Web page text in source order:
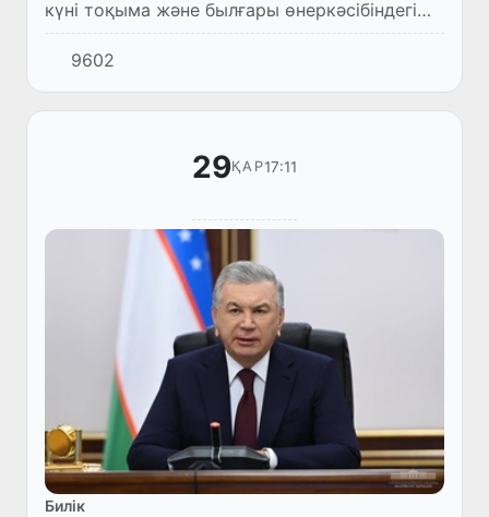
күні тоқыма және былғары өнеркәсібіндегі
реформалардың тиімділігін арттыру
бойынша жиын өткізді.
9602
29ҚАР17:11
Билік